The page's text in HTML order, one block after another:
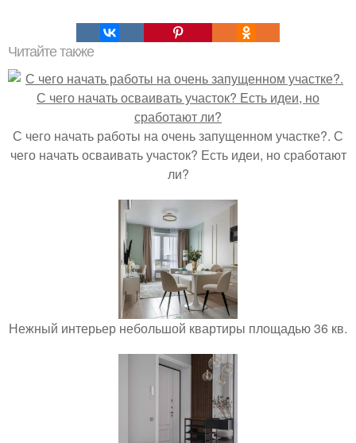
Читайте также
С чего начать работы на очень запущенном участке?. С
чего начать осваивать участок? Есть идеи, но сработают
ли?
Нежный интерьер небольшой квартиры площадью 36 кв.